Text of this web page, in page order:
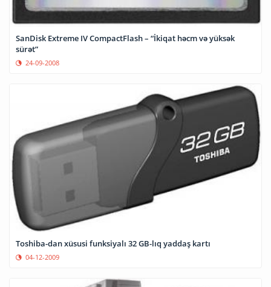
SanDisk Extreme IV CompactFlash – “İkiqat həcm və yüksək
sürət”
24-09-2008
Toshiba-dan xüsusi funksiyalı 32 GB-lıq yaddaş kartı
04-12-2009